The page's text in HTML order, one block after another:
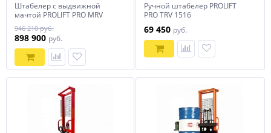
Штабелер с выдвижной
мачтой PROLIFT PRO MRV
1530 li-ion
946 210 руб.
898 900 руб.
Ручной штабелер PROLIFT
PRO TRV 1516
69 450 руб.